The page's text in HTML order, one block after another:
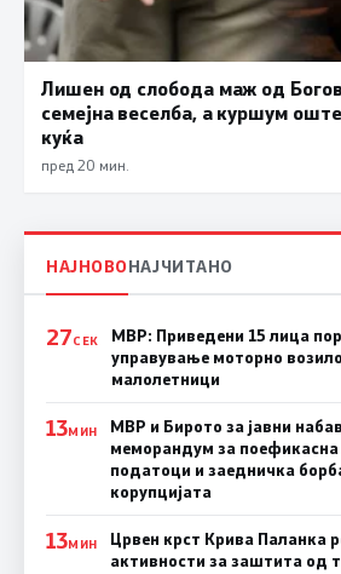
Лишен од слобода маж од
семејна веселба, а куршум
куќа
пред 20 мин.
НАЈНОВОНАЈЧИТАНО
27СЕК
МВР: Приведени 15 лица
управување моторно
малолетници
13МИН
МВР и Бирото за јавни
меморандум за поефикасна
податоци и заедничка
корупцијата
13МИН
Црвен крст Крива Паланка
активности за заштита од